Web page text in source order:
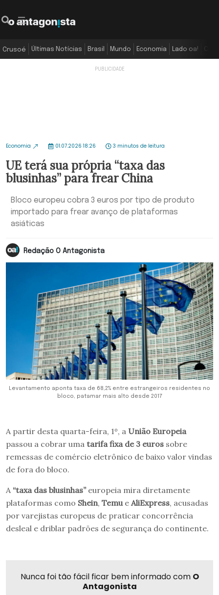
Crusoé Últimas Notícias Brasil Mundo Economia Lado oa!
Economia 01.07.2026 18:26 3 minutos de leitura
UE terá sua própria “taxa das
blusinhas” para frear China
Bloco europeu cobra 3 euros por tipo de produto
importado para frear avanço de plataformas
asiáticas
Redação O Antagonista
Levantamento aponta taxa de 68,2% entre estrangeiros residentes no
bloco, patamar mais alto desde 2017
A partir desta quarta-feira, 1º, a União Europeia
passou a cobrar uma tarifa fixa de 3 euros sobre
remessas de comércio eletrônico de baixo valor vindas
de fora do bloco.
A “taxa das blusinhas”europeia mira diretamente
plataformas como Shein, Temu e AliExpress, acusadas
por varejistas europeus de praticar concorrência
desleal e driblar padrões de segurança do continente.
Nunca foi tão fácil ficar bem informado com O
Antagonista